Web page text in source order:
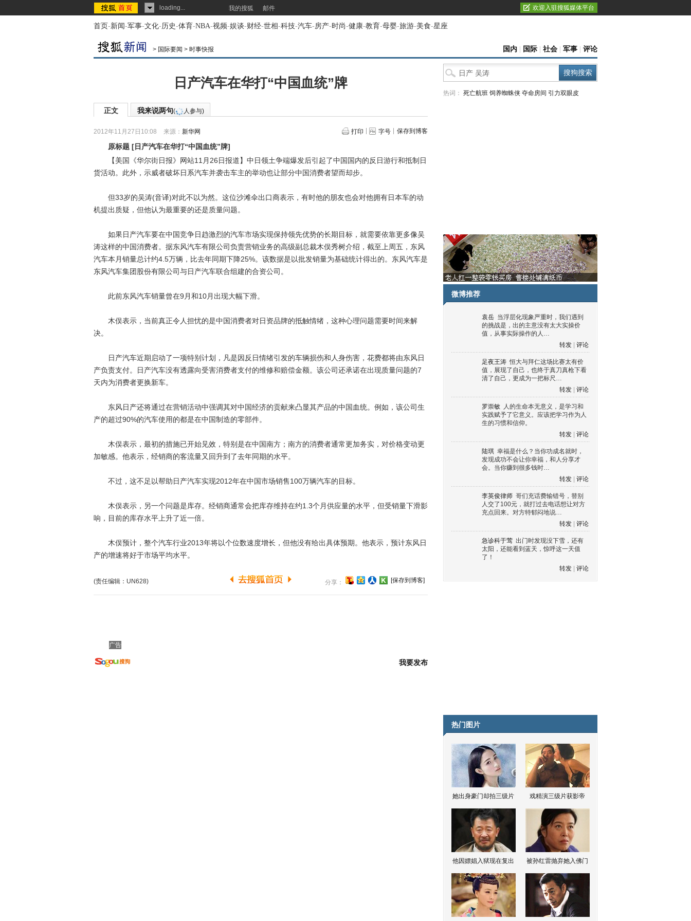
loading... 我的搜狐 邮件 欢迎入驻搜狐媒体平台
首页-新闻-军事-文化-历史-体育-NBA-视频-娱谈-财经-世相-科技-汽车-房产-时尚-健康-教育-母婴-旅游-美食-星座
> 国际要闻 > 时事快报 国内 国际 社会 军事 评论
日产汽车在华打“中国血统”牌
正文 我来说两句( 人参与)
2012年11月27日10:08 来源： 新华网 打印 字号 保存到博客
原标题 [日产汽车在华打“中国血统”牌]
【美国《华尔街日报》网站11月26日报道】中日领土争端爆发后引起了中国国内的反日游行和抵制日
货活动。此外，示威者破坏日系汽车并袭击车主的举动也让部分中国消费者望而却步。
但33岁的吴涛(音译)对此不以为然。这位沙滩伞出口商表示，有时他的朋友也会对他拥有日本车的动
机提出质疑，但他认为最重要的还是质量问题。
如果日产汽车要在中国竞争日趋激烈的汽车市场实现保持领先优势的长期目标，就需要依靠更多像吴
涛这样的中国消费者。据东风汽车有限公司负责营销业务的高级副总裁木俣秀树介绍，截至上周五，东风
汽车本月销量总计约4.5万辆，比去年同期下降25%。该数据是以批发销量为基础统计得出的。东风汽车是
东风汽车集团股份有限公司与日产汽车联合组建的合资公司。
此前东风汽车销量曾在9月和10月出现大幅下滑。
木俣表示，当前真正令人担忧的是中国消费者对日资品牌的抵触情绪，这种心理问题需要时间来解
决。
日产汽车近期启动了一项特别计划，凡是因反日情绪引发的车辆损伤和人身伤害，花费都将由东风日
产负责支付。日产汽车没有透露向受害消费者支付的维修和赔偿金额。该公司还承诺在出现质量问题的7
天内为消费者更换新车。
东风日产还将通过在营销活动中强调其对中国经济的贡献来凸显其产品的中国血统。例如，该公司生
产的超过90%的汽车使用的都是在中国制造的零部件。
木俣表示，最初的措施已开始见效，特别是在中国南方；南方的消费者通常更加务实，对价格变动更
加敏感。他表示，经销商的客流量又回升到了去年同期的水平。
不过，这不足以帮助日产汽车实现2012年在中国市场销售100万辆汽车的目标。
木俣表示，另一个问题是库存。经销商通常会把库存维持在约1.3个月供应量的水平，但受销量下滑影
响，目前的库存水平上升了近一倍。
木俣预计，整个汽车行业2013年将以个位数速度增长，但他没有给出具体预期。他表示，预计东风日
产的增速将好于市场平均水平。
(责任编辑：UN628) 分享： [保存到博客]
广告
我要发布
热词： 死亡航班 饲养蜘蛛侠 夺命房间 引力双眼皮
微博推荐
袁岳 当浮层化现象严重时，我们遇到
的挑战是，出的主意没有太大实操价
值，从事实际操作的人…
转发
评论
足夜王涛 恒大与拜仁这场比赛太有价
值，展现了自己，也终于真刀真枪下看
清了自己，更成为一把标尺…
转发
评论
罗崇敏 人的生命本无意义，是学习和
实践赋予了它意义。应该把学习作为人
生的习惯和信仰。
转发
评论
陆琪 幸福是什么？当你功成名就时，
发现成功不会让你幸福，和人分享才
会。当你赚到很多钱时…
转发
评论
李英俊律师 哥们充话费输错号，替别
人交了100元，就打过去电话想让对方
充点回来。对方特郁闷地说…
转发
评论
急诊科于莺 出门时发现没下雪，还有
太阳，还能看到蓝天，惊呼这一天值
了！
转发
评论
热门图片
她出身豪门却拍三级片 戏精演三级片获影帝
他因嫖娼入狱现在复出 被孙红雷抛弃她入佛门